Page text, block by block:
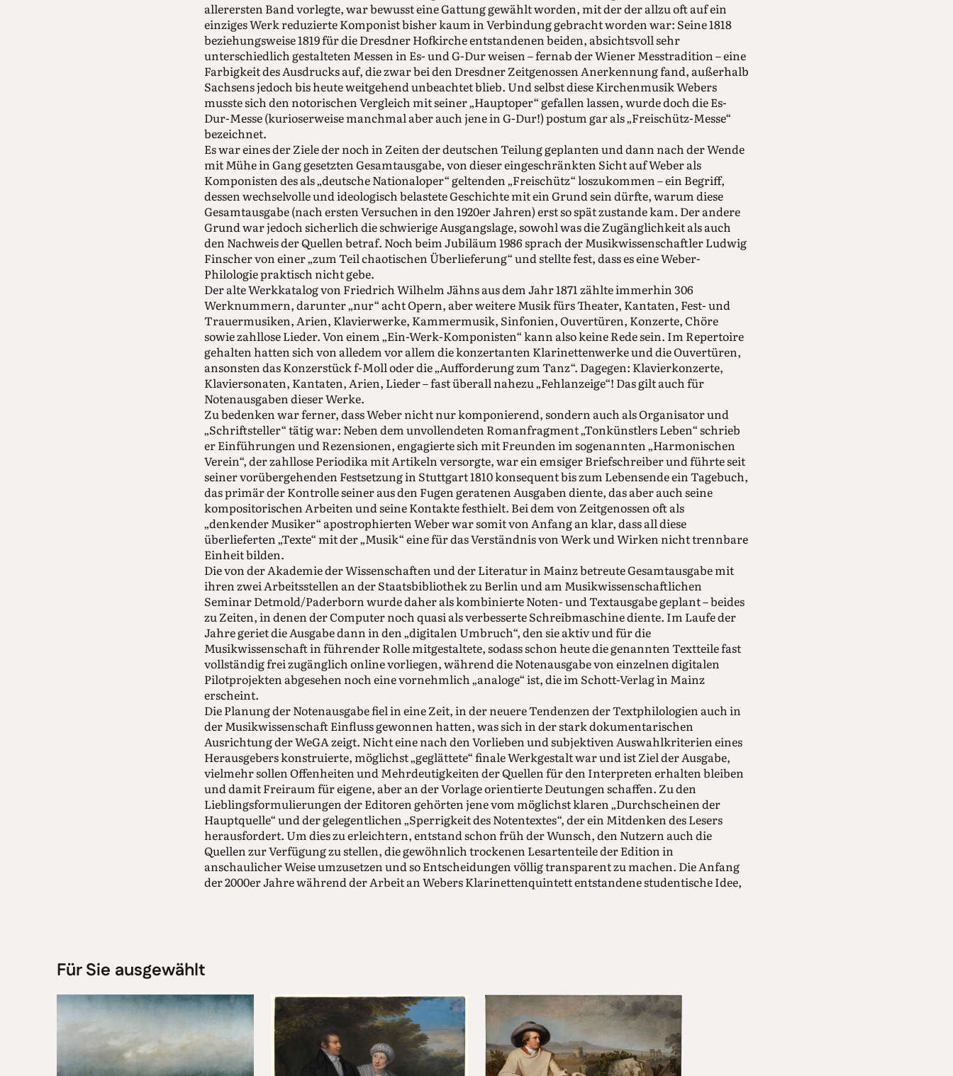
allerersten Band vorlegte, war bewusst eine Gattung gewählt worden, mit der der allzu oft auf ein
einziges Werk reduzierte Komponist bisher kaum in Verbindung gebracht worden war: Seine 1818
beziehungsweise 1819 für die Dresdner Hofkirche entstandenen beiden, absichtsvoll sehr
unterschiedlich gestalteten Messen in Es- und G-Dur weisen – fernab der Wiener Messtradition – eine
Farbigkeit des Ausdrucks auf, die zwar bei den Dresdner Zeitgenossen Anerkennung fand, außerhalb
Sachsens jedoch bis heute weitgehend unbeachtet blieb. Und selbst diese Kirchenmusik Webers
musste sich den notorischen Vergleich mit seiner „Hauptoper“ gefallen lassen, wurde doch die Es-
Dur-Messe (kurioserweise manchmal aber auch jene in G-Dur!) postum gar als „Freischütz-Messe“
bezeichnet.
Es war eines der Ziele der noch in Zeiten der deutschen Teilung geplanten und dann nach der Wende
mit Mühe in Gang gesetzten Gesamtausgabe, von dieser eingeschränkten Sicht auf Weber als
Komponisten des als „deutsche Nationaloper“ geltenden „Freischütz“ loszukommen – ein Begriff,
dessen wechselvolle und ideologisch belastete Geschichte mit ein Grund sein dürfte, warum diese
Gesamtausgabe (nach ersten Versuchen in den 1920er Jahren) erst so spät zustande kam. Der andere
Grund war jedoch sicherlich die schwierige Ausgangslage, sowohl was die Zugänglichkeit als auch
den Nachweis der Quellen betraf. Noch beim Jubiläum 1986 sprach der Musikwissenschaftler Ludwig
Finscher von einer „zum Teil chaotischen Überlieferung“ und stellte fest, dass es eine Weber-
Philologie praktisch nicht gebe.
Der alte Werkkatalog von Friedrich Wilhelm Jähns aus dem Jahr 1871 zählte immerhin 306
Werknummern, darunter „nur“ acht Opern, aber weitere Musik fürs Theater, Kantaten, Fest- und
Trauermusiken, Arien, Klavierwerke, Kammermusik, Sinfonien, Ouvertüren, Konzerte, Chöre
sowie zahllose Lieder. Von einem „Ein-Werk-Komponisten“ kann also keine Rede sein. Im Repertoire
gehalten hatten sich von alledem vor allem die konzertanten Klarinettenwerke und die Ouvertüren,
ansonsten das Konzerstück f-Moll oder die „Aufforderung zum Tanz“. Dagegen: Klavierkonzerte,
Klaviersonaten, Kantaten, Arien, Lieder – fast überall nahezu „Fehlanzeige“! Das gilt auch für
Notenausgaben dieser Werke.
Zu bedenken war ferner, dass Weber nicht nur komponierend, sondern auch als Organisator und
„Schriftsteller“ tätig war: Neben dem unvollendeten Romanfragment „Tonkünstlers Leben“ schrieb
er Einführungen und Rezensionen, engagierte sich mit Freunden im sogenannten „Harmonischen
Verein“, der zahllose Periodika mit Artikeln versorgte, war ein emsiger Briefschreiber und führte seit
seiner vorübergehenden Festsetzung in Stuttgart 1810 konsequent bis zum Lebensende ein Tagebuch,
das primär der Kontrolle seiner aus den Fugen geratenen Ausgaben diente, das aber auch seine
kompositorischen Arbeiten und seine Kontakte festhielt. Bei dem von Zeitgenossen oft als
„denkender Musiker“ apostrophierten Weber war somit von Anfang an klar, dass all diese
überlieferten „Texte“ mit der „Musik“ eine für das Verständnis von Werk und Wirken nicht trennbare
Einheit bilden.
Die von der Akademie der Wissenschaften und der Literatur in Mainz betreute Gesamtausgabe mit
ihren zwei Arbeitsstellen an der Staatsbibliothek zu Berlin und am Musikwissenschaftlichen
Seminar Detmold/Paderborn wurde daher als kombinierte Noten- und Textausgabe geplant – beides
zu Zeiten, in denen der Computer noch quasi als verbesserte Schreibmaschine diente. Im Laufe der
Jahre geriet die Ausgabe dann in den „digitalen Umbruch“, den sie aktiv und für die
Musikwissenschaft in führender Rolle mitgestaltete, sodass schon heute die genannten Textteile fast
vollständig frei zugänglich online vorliegen, während die Notenausgabe von einzelnen digitalen
Pilotprojekten abgesehen noch eine vornehmlich „analoge“ ist, die im Schott-Verlag in Mainz
erscheint.
Die Planung der Notenausgabe fiel in eine Zeit, in der neuere Tendenzen der Textphilologien auch in
der Musikwissenschaft Einfluss gewonnen hatten, was sich in der stark dokumentarischen
Ausrichtung der WeGA zeigt. Nicht eine nach den Vorlieben und subjektiven Auswahlkriterien eines
Herausgebers konstruierte, möglichst „geglättete“ finale Werkgestalt war und ist Ziel der Ausgabe,
vielmehr sollen Offenheiten und Mehrdeutigkeiten der Quellen für den Interpreten erhalten bleiben
und damit Freiraum für eigene, aber an der Vorlage orientierte Deutungen schaffen. Zu den
Lieblingsformulierungen der Editoren gehörten jene vom möglichst klaren „Durchscheinen der
Hauptquelle“ und der gelegentlichen „Sperrigkeit des Notentextes“, der ein Mitdenken des Lesers
herausfordert. Um dies zu erleichtern, entstand schon früh der Wunsch, den Nutzern auch die
Quellen zur Verfügung zu stellen, die gewöhnlich trockenen Lesartenteile der Edition in
anschaulicher Weise umzusetzen und so Entscheidungen völlig transparent zu machen. Die Anfang
der 2000er Jahre während der Arbeit an Webers Klarinettenquintett entstandene studentische Idee,
gesamtausgabe.de).
(die allerdings noch einer Online-Version harren) sowie mit dem in Nachbarschaft zur
Gesamtausgabe entstandenen, diesmal vom Bundesministerium für Bildung und Forschung
finanzierten Projekt Freischütz-Digital(www.freischuetz-digital.de),das zwischen 2012 und 2015
am Beispiel dieser Oper (wie hätte es anders sein sollen …) die damals neuesten Möglichkeiten
digitalen Edierens demonstrierte.
Gerade am Klarinettenquintett zeigten sich im Hinblick auf das Bestreben, eine komponistennähere
Für Sie ausgewählt